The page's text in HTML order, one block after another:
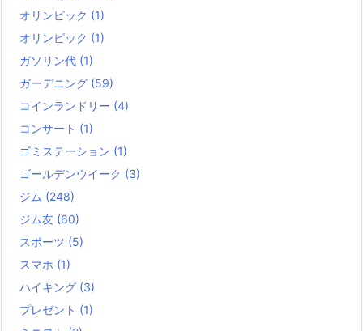
オリンピック (1)
オリンピック (1)
ガソリン代 (1)
ガーデニング (59)
コインランドリー (4)
コンサート (1)
ゴミステーション (1)
ゴールデンウイーク (3)
ジム (248)
ジム友 (60)
スポーツ (5)
スマホ (1)
ハイキング (3)
プレゼント (1)